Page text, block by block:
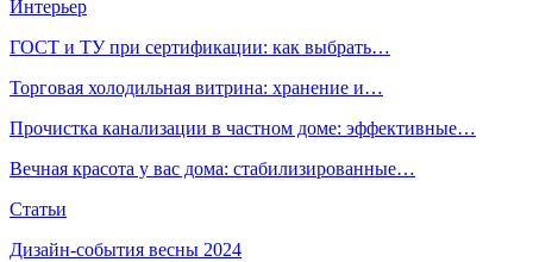
Интерьер
ГОСТ и ТУ при сертификации: как выбрать…
Торговая холодильная витрина: хранение и…
Прочистка канализации в частном доме: эффективные…
Вечная красота у вас дома: стабилизированные…
Статьи
Дизайн-события весны 2024